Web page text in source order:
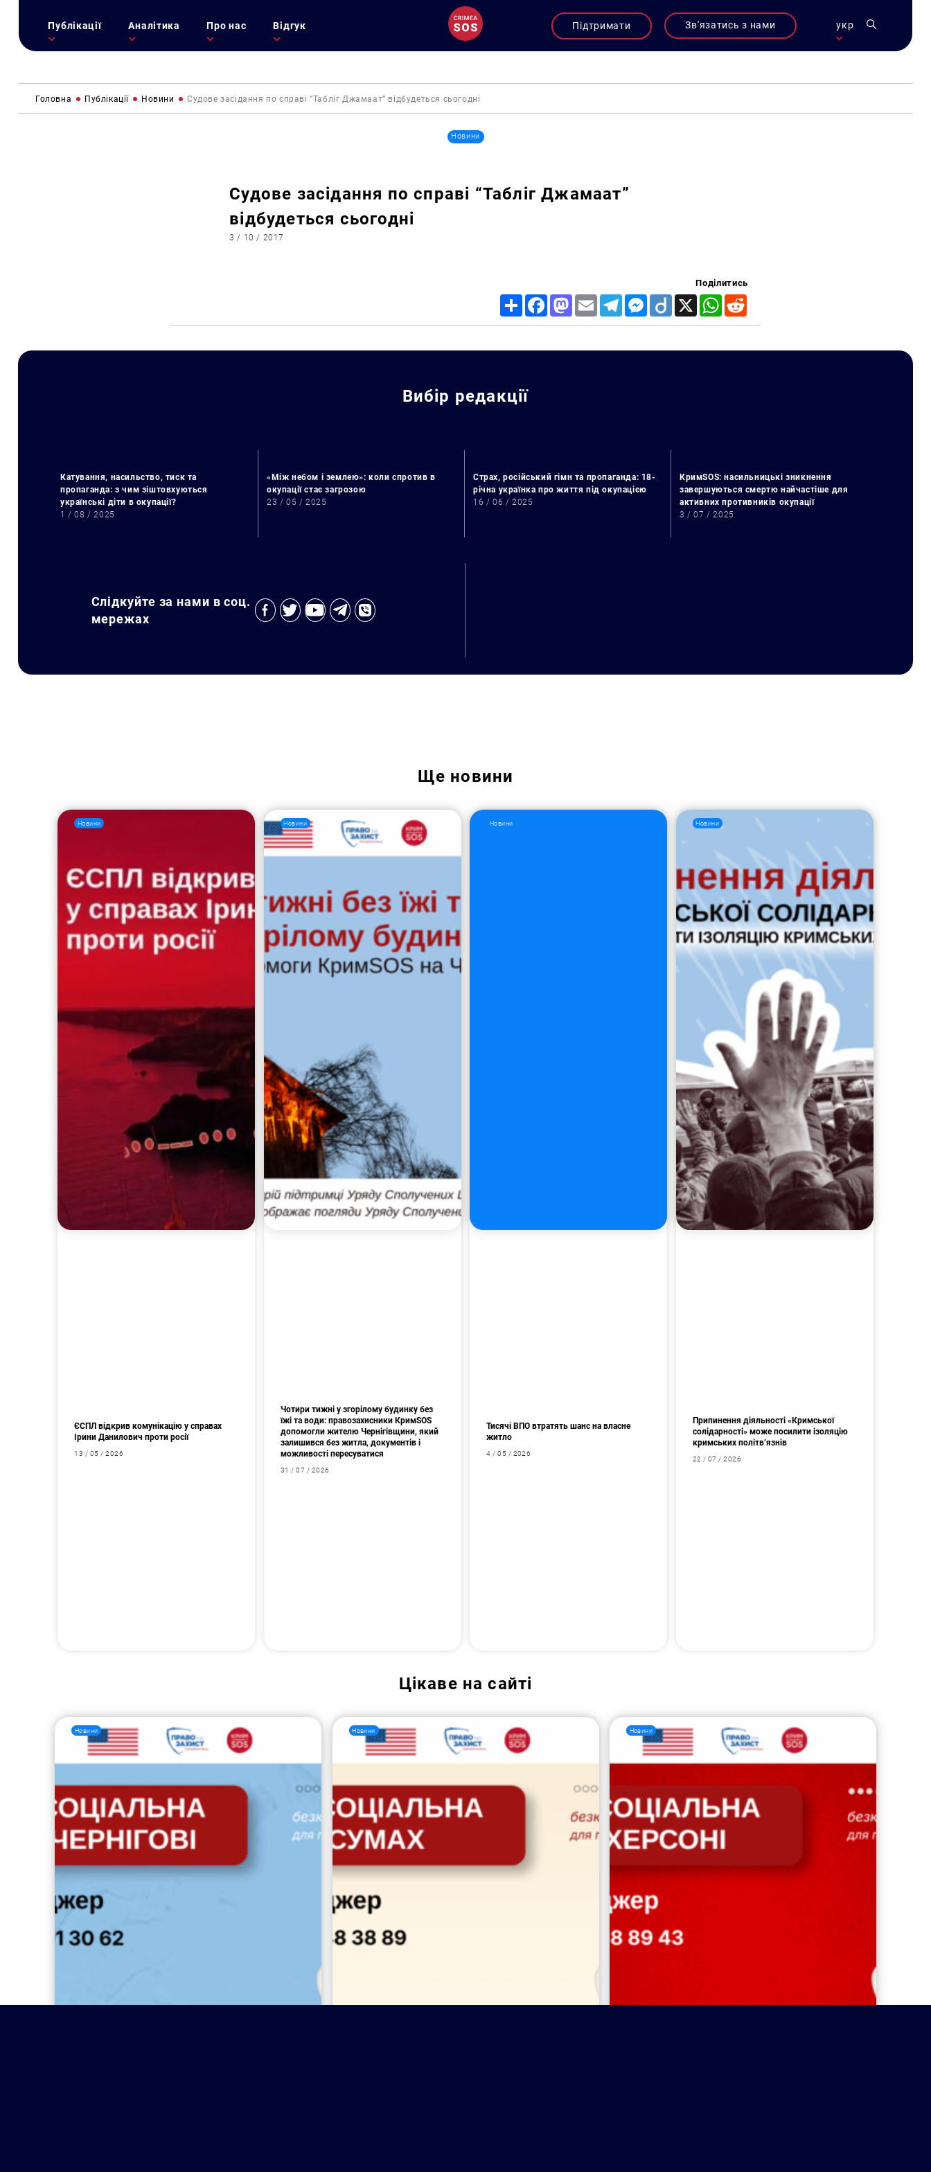
Публікації Аналітика Про нас Відгук Підтримати Зв'язатись з нами укр
Головна Публікації Новини Судове засідання по справі “Табліг Джамаат” відбудеться сьогодні
Новини
Судове засідання по справі “Табліг Джамаат”
відбудеться сьогодні
3 / 10 / 2017
Поділитись
Share FacebookMastodon
Email TelegramMessenger
Diigo X WhatsApp
Вибір редакції
Катування, насильство, тиск та
пропаганда: з чим зіштовхуються
українські діти в окупації?
1 / 08 / 2025
«Між небом і землею»: коли спротив в
окупації стає загрозою
23 / 05 / 2025
Страх, російський гімн та пропаганда: 18-
річна українка про життя під окупацією
16 / 06 / 2025
КримSOS: насильницькі зникнення
завершуються смертю найчастіше для
активних противників окупації
3 / 07 / 2025
Слідкуйте за нами в соц.
мережах
Ще новини
Новини
ЄСПЛ відкрив комунікацію у справах
Ірини Данилович проти росії
13 / 05 / 2026
Новини
Чотири тижні у згорілому будинку без
їжі та води: правозахисники КримSOS
допомогли жителю Чернігівщини, який
залишився без житла, документів і
можливості пересуватися
31 / 07 / 2026
Новини
Тисячі ВПО втратять шанс на власне
житло
4 / 05 / 2026
Новини
Припинення діяльності «Кримської
солідарності» може посилити ізоляцію
кримських політв’язнів
22 / 07 / 2026
Цікаве на сайті
Новини Новини Новини